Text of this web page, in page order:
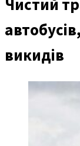
Чистий
викидів